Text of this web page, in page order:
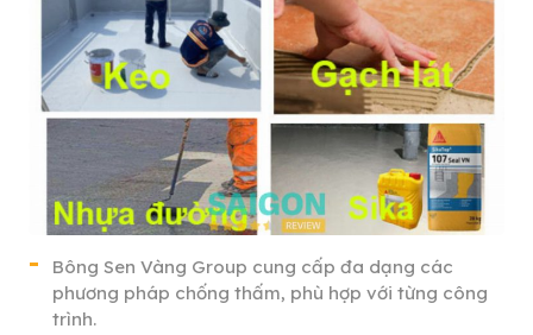
Bông Sen Vàng Group cung cấp đa dạng các
phương pháp chống thấm, phù hợp với từng công
trình.